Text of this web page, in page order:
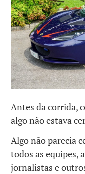
Antes da corrida,
algo não estava
Algo não parecia
todos as equipes,
jornalistas e